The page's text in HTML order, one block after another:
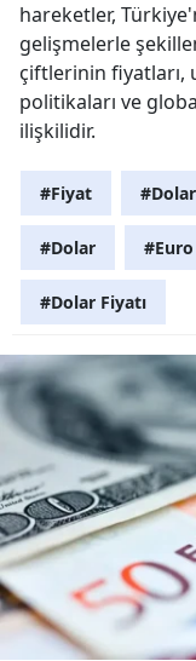
hareketler,
gelişmelerle
çiftlerinin fiyatları,
politikaları ve
ilişkilidir.
#Fiyat
#Dolar #Euro
#Dolar Fiyatı